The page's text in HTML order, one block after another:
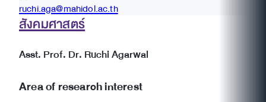
ruchi.aga@mahidol.ac.th
สังคมศาสตร์
Asst. Prof. Dr. Ruchi Agarwal
Area of research interest